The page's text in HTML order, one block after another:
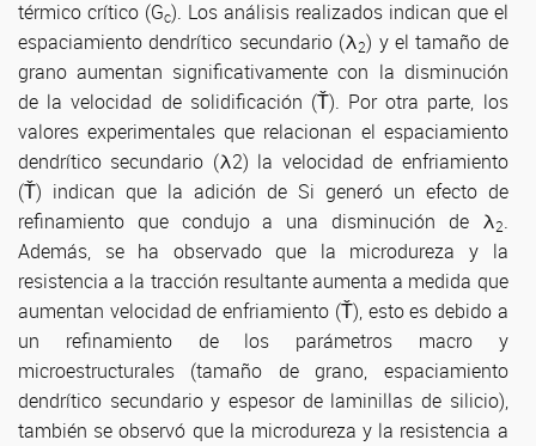
térmico crítico (Gc). Los análisis realizados indican que el
espaciamiento dendrítico secundario (λ2) y el tamaño de
grano aumentan significativamente con la disminución
de la velocidad de solidificación (Ť). Por otra parte, los
valores experimentales que relacionan el espaciamiento
dendrítico secundario (λ2) la velocidad de enfriamiento
(Ť) indican que la adición de Si generó un efecto de
refinamiento que condujo a una disminución de λ2.
Además, se ha observado que la microdureza y la
resistencia a la tracción resultante aumenta a medida que
aumentan velocidad de enfriamiento (Ť), esto es debido a
un refinamiento de los parámetros macro y
microestructurales (tamaño de grano, espaciamiento
dendrítico secundario y espesor de laminillas de silicio),
también se observó que la microdureza y la resistencia a